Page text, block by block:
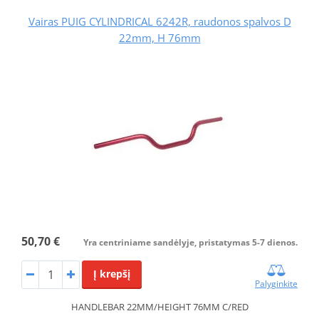
Vairas PUIG CYLINDRICAL 6242R, raudonos spalvos D
22mm, H 76mm
50,70 € Yra centriniame sandėlyje, pristatymas 5-7 dienos.
Į krepšį
Palyginkite
HANDLEBAR 22MM/HEIGHT 76MM C/RED